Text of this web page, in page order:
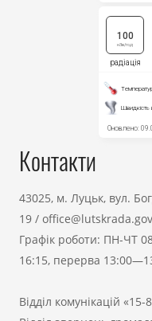
Контакти
43025, м. Луцьк, вул.
19 /
Графік роботи: ПН-ЧТ
16:15, перерва
Відділ комунікацій «15-